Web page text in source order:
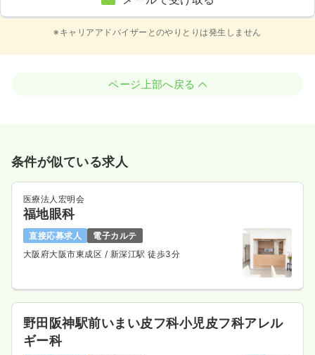
※キャリアアドバイザーとのやりとりは発生しません
ページ上部へ戻る
条件が似ている求人
医療法人宏明会
福地眼科
直接応募求人
電子カルテ
大阪府大阪市東成区 / 新深江駅 徒歩3分
野田阪神駅前いまい皮フ科小児皮フ科アレル
ギー科